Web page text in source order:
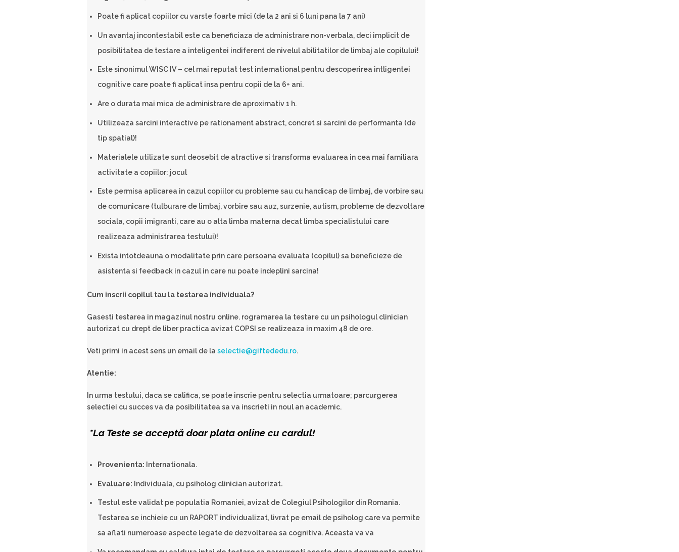
Poate fi aplicat copiilor cu varste foarte mici (de la 2 ani si 6 luni pana la 7 ani)
Un avantaj incontestabil este ca beneficiaza de administrare non-verbala, deci implicit de
posibilitatea de testare a inteligentei indiferent de nivelul abilitatilor de limbaj ale copilului!
Este sinonimul WISC IV – cel mai reputat test international pentru descoperirea intligentei
cognitive care poate fi aplicat insa pentru copii de la 6+ ani.
Are o durata mai mica de administrare de aproximativ 1 h.
Utilizeaza sarcini interactive pe rationament abstract, concret si sarcini de performanta (de
tip spatial)!
Materialele utilizate sunt deosebit de atractive si transforma evaluarea in cea mai familiara
activitate a copiilor: jocul
Este permisa aplicarea in cazul copiilor cu probleme sau cu handicap de limbaj, de vorbire sau
de comunicare (tulburare de limbaj, vorbire sau auz, surzenie, autism, probleme de dezvoltare
sociala, copii imigranti, care au o alta limba materna decat limba specialistului care
realizeaza administrarea testului)!
Exista intotdeauna o modalitate prin care persoana evaluata (copilul) sa beneficieze de
asistenta si feedback in cazul in care nu poate indeplini sarcina!
Cum inscrii copilul tau la testarea individuala?
Gasesti testarea in magazinul nostru online. rogramarea la testare cu un psihologul clinician
autorizat cu drept de liber practica avizat COPSI se realizeaza in maxim 48 de ore.
Veti primi in acest sens un email de la selectie@giftededu.ro.
Atentie:
In urma testului, daca se califica, se poate inscrie pentru selectia urmatoare; parcurgerea
selectiei cu succes va da posibilitatea sa va inscrieti in noul an academic.
*La Teste se acceptă doar plata online cu cardul!
Provenienta: Internationala.
Evaluare: Individuala, cu psiholog clinician autorizat.
Testul este validat pe populatia Romaniei, avizat de Colegiul Psihologilor din Romania.
Testarea se inchieie cu un RAPORT individualizat, livrat pe email de psiholog care va permite
sa aflati numeroase aspecte legate de dezvoltarea sa cognitiva. Aceasta va va